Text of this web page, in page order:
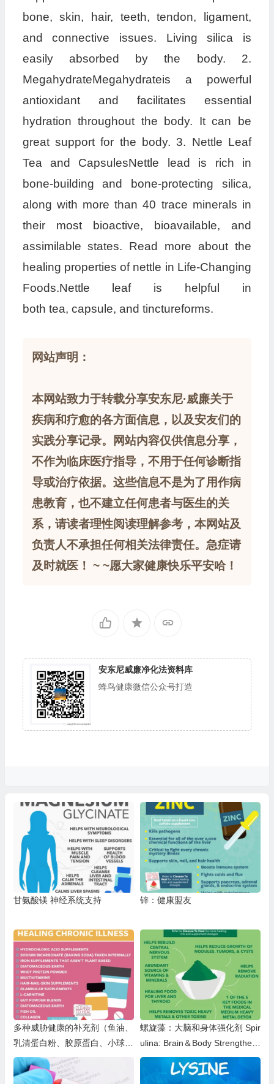
bone, skin, hair, teeth, tendon, ligament,
and connective issues. Living silica is
easily absorbed by the body. 2.
MegahydrateMegahydrateis a powerful
antioxidant and facilitates essential
hydration throughout the body. It can be
great support for the body. 3. Nettle Leaf
Tea and CapsulesNettle lead is rich in
bone-building and bone-protecting silica,
along with more than 40 trace minerals in
their most bioactive, bioavailable, and
assimilable states. Read more about the
healing properties of nettle in Life-Changing
Foods.Nettle leaf is helpful in
both tea, capsule, and tinctureforms.
网站声明：
本网站致力于转载分享安东尼·威廉关于
疾病和疗愈的各方面信息，以及安友们的
实践分享记录。网站内容仅供信息分享，
不作为临床医疗指导，不用于任何诊断指
导或治疗依据。这些信息不是为了用作病
患教育，也不建立任何患者与医生的关
系，请读者理性阅读理解参考，本网站及
负责人不承担任何相关法律责任。急症请
及时就医！ ~ ~愿大家健康快乐平安哈！
安东尼威廉净化法资料库
蜂鸟健康微信公众号打造
甘氨酸镁 神经系统支持 锌：健康盟友
多种威胁健康的补充剂（鱼油、
乳清蛋白粉、胶原蛋白、小球
藻、营养酵母、铁补充剂、小苏
打等） 1
螺旋藻：大脑和身体强化剂 Spir
ulina: Brain＆Body Strengthen
er